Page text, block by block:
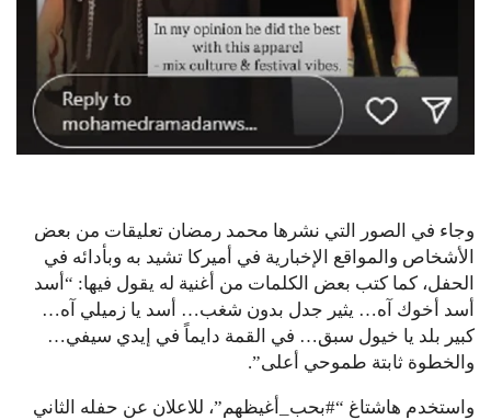
وجاء في الصور التي نشرها محمد رمضان تعليقات من بعض
الأشخاص والمواقع الإخبارية في أميركا تشيد به وبأدائه في
الحفل، كما كتب بعض الكلمات من أغنية له يقول فيها: “أسد
أسد أخوك آه… يثير جدل بدون شغب… أسد يا زميلي آه…
كبير بلد يا خيول سبق… في القمة دايماً في إيدي سيفي…
والخطوة ثابتة طموحي أعلى”.
واستخدم هاشتاغ “#بحب_أغيظهم”، للاعلان عن حفله الثاني